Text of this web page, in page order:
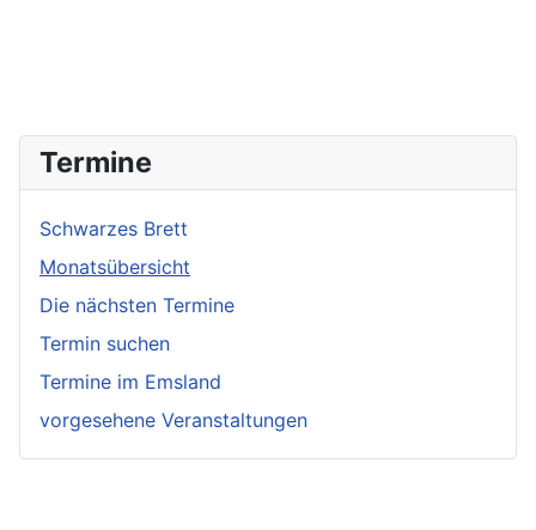
Termine
Schwarzes Brett
Monatsübersicht
Die nächsten Termine
Termin suchen
Termine im Emsland
vorgesehene Veranstaltungen